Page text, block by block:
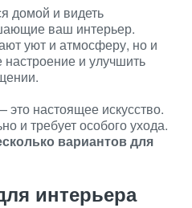
домой и видеть
ваш интерьер.
уют и атмосферу, но и
и улучшить
настоящее искусство.
и требует особого ухода.
вариантов для
интерьера